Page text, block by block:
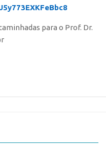
para o Prof. Dr.